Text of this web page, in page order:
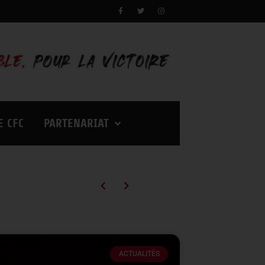
CFC PARTENARIAT
ACTUALITÉS